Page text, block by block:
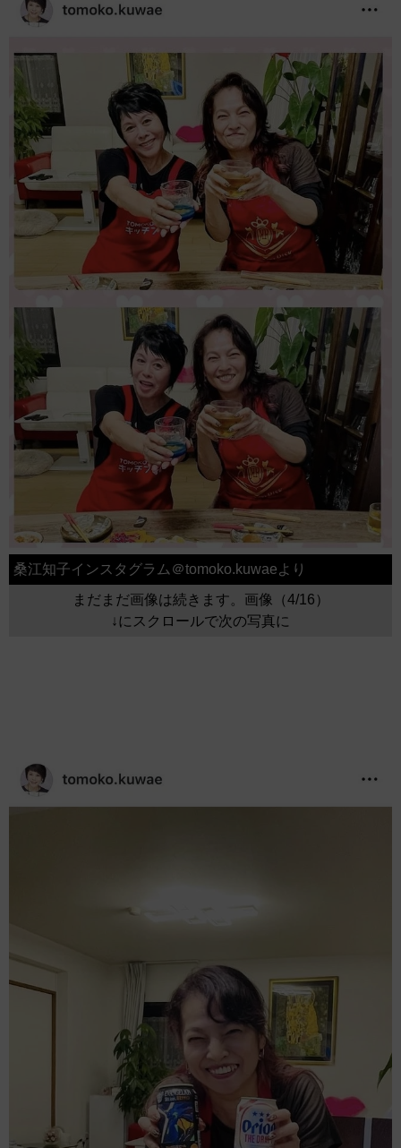
桑江知子インスタグラム＠tomoko.kuwaeより
まだまだ画像は続きます。画像（4/16）
↓にスクロールで次の写真に